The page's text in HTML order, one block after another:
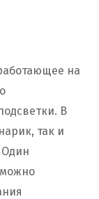
на
В
так и